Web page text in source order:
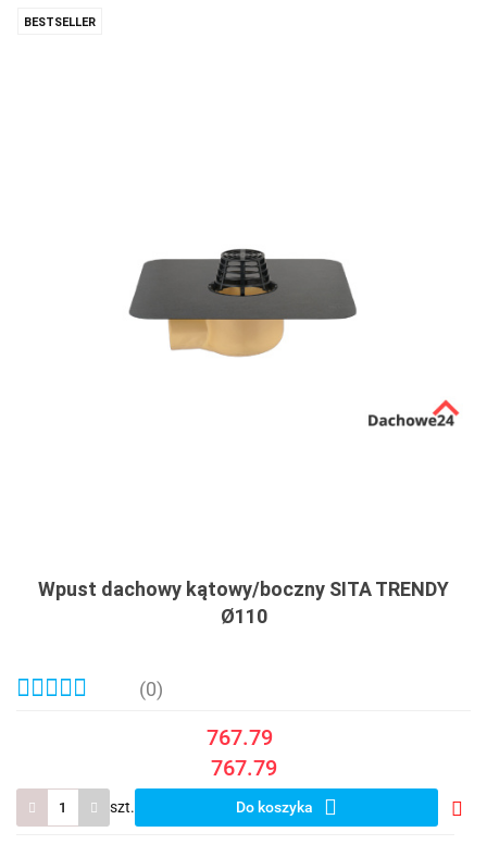
BESTSELLER
Wpust dachowy kątowy/boczny SITA TRENDY
Ø110
(0)
767.79
767.79
szt. Do koszyka